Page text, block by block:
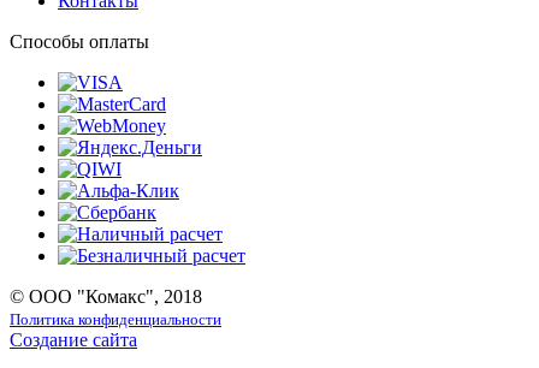
Способы оплаты
© ООО "Комакс", 2018
Политика конфиденциальности
Создание сайта